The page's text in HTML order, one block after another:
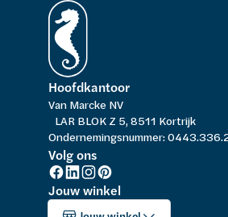
Hoofdkantoor
Van Marcke NV
LAR BLOK Z 5, 8511 Kortrijk
Ondernemingsnummer:
Volg ons
Jouw winkel